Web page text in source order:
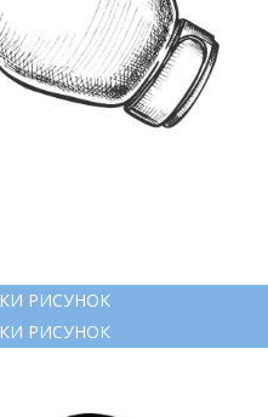
РИСУНОК
РИСУНОК